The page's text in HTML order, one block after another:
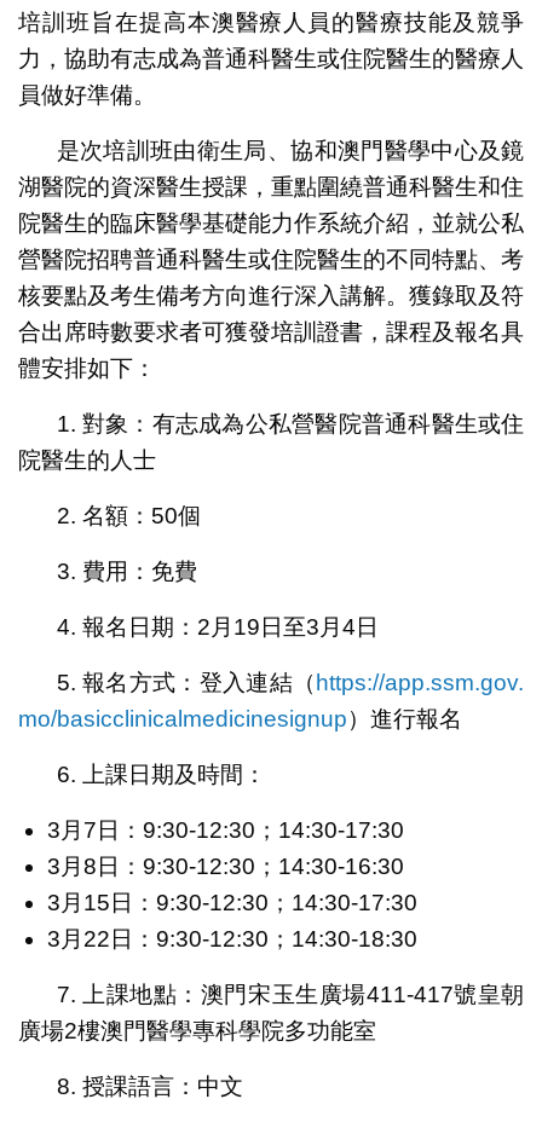
培訓班旨在提高本澳醫療人員的醫療技能及競爭
力，協助有志成為普通科醫生或住院醫生的醫療人
員做好準備。
是次培訓班由衛生局、協和澳門醫學中心及鏡
湖醫院的資深醫生授課，重點圍繞普通科醫生和住
院醫生的臨床醫學基礎能力作系統介紹，並就公私
營醫院招聘普通科醫生或住院醫生的不同特點、考
核要點及考生備考方向進行深入講解。獲錄取及符
合出席時數要求者可獲發培訓證書，課程及報名具
體安排如下：
1. 對象：有志成為公私營醫院普通科醫生或住
院醫生的人士
2. 名額：50個
3. 費用：免費
4. 報名日期：2月19日至3月4日
5. 報名方式：登入連結（https://app.ssm.gov.
mo/basicclinicalmedicinesignup）進行報名
6. 上課日期及時間：
3月7日：9:30-12:30；14:30-17:30
3月8日：9:30-12:30；14:30-16:30
3月15日：9:30-12:30；14:30-17:30
3月22日：9:30-12:30；14:30-18:30
7. 上課地點：澳門宋玉生廣場411-417號皇朝
廣場2樓澳門醫學專科學院多功能室
8. 授課語言：中文